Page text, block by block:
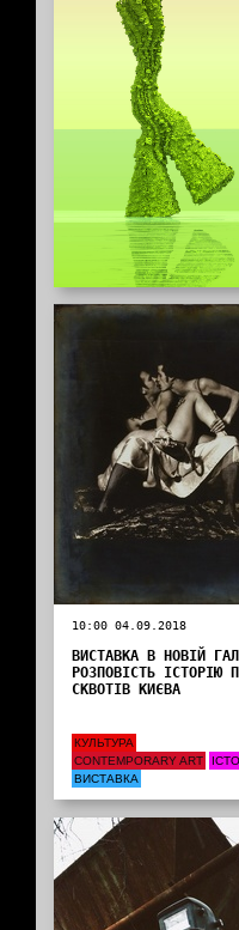
10:00 04.09.2018
ВИСТАВКА В НОВІЙ
РОЗПОВІСТЬ ІСТОРІЮ
СКВОТІВ КИЄВА
КУЛЬТУРА
CONTEMPORARY ART
ВИСТАВКА